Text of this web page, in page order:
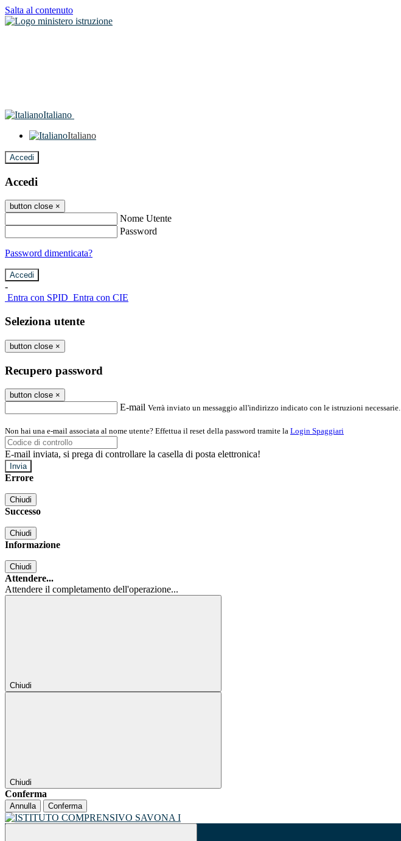
Salta al contenuto
Italiano
Italiano
Accedi
Accedi
button close ×
Nome Utente
Password
Password dimenticata?
-
Entra con SPID Entra con CIE
Seleziona utente
button close ×
Recupero password
button close ×
E-mail Verrà inviato un messaggio all'indirizzo indicato con le istruzioni necessarie.
Non hai una e-mail associata al nome utente? Effettua il reset della password tramite la Login Spaggiari
E-mail inviata, si prega di controllare la casella di posta elettronica!
Errore
Chiudi
Successo
Chiudi
Informazione
Chiudi
Attendere...
Attendere il completamento dell'operazione...
Chiudi
Chiudi
Conferma
Annulla Conferma